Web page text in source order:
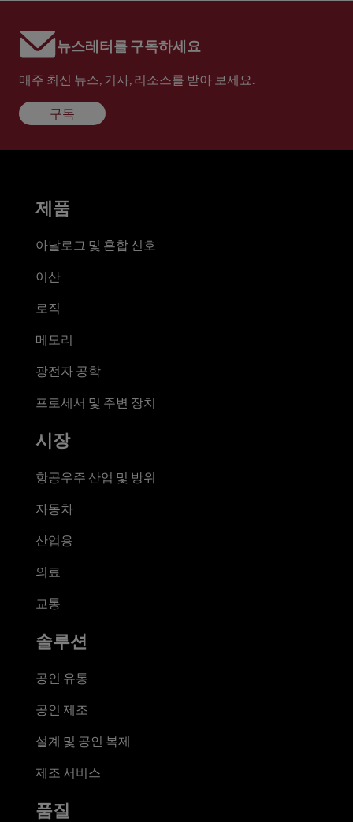
뉴스레터를 구독하세요
매주 최신 뉴스, 기사, 리소스를 받아 보세요.
구독
제품
아날로그 및 혼합 신호
이산
로직
메모리
광전자 공학
프로세서 및 주변 장치
시장
항공우주 산업 및 방위
자동차
산업용
의료
교통
솔루션
공인 유통
공인 제조
설계 및 공인 복제
제조 서비스
품질